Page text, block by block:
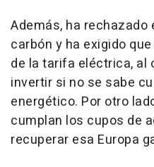
Además, ha
carbón y ha exigido
de la tarifa eléctrica, al
invertir si no se sabe
energético. Por otro
cumplan los cupos de
recuperar esa Europa